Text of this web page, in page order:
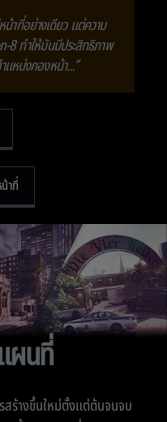
น้าที่อย่างเดียว แต่ความ
8 ทำให้มันมีประสิทธิภาพ
แหน่งกองหน้า…”
าที่
ผนที่
สร้างขึ้นใหม่ตั้งแต่ต้นจนจบ